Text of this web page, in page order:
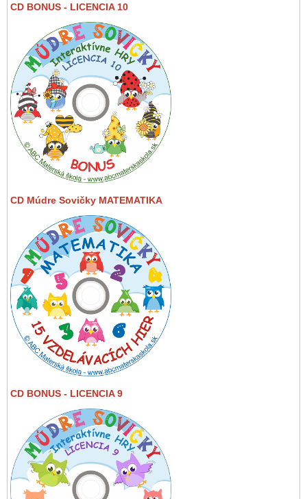
CD BONUS - LICENCIA 10
CD Múdre Sovičky MATEMATIKA
CD BONUS - LICENCIA 9